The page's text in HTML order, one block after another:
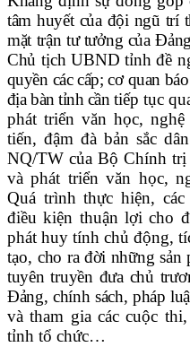
tâm huyết của đội ngũ trí
mặt trận tư tưởng của
Chủ tịch UBND tỉnh đề
quyền các cấp; cơ quan
địa bàn tỉnh cầntiếp tục
phát triển văn học,
tiến, đậm đà bản sắc
NQ/TW của Bộ Chính
và phát triển văn học,
Quá trình thực hiện,
điều kiện thuận lợi cho
phát huy tính chủ động,
tạo, cho ra đời những sản
tuyên truyền đưa chủ
Đảng, chính sách, pháp
và tham gia các cuộc
tỉnh tổ chức…